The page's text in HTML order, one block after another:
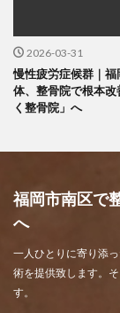
2026-03-31
慢性疲労症候群｜福
体、整骨院で根本
く整骨院」へ
福岡市南区で
へ
一人ひとりに寄り添
術を提供致します。
す。